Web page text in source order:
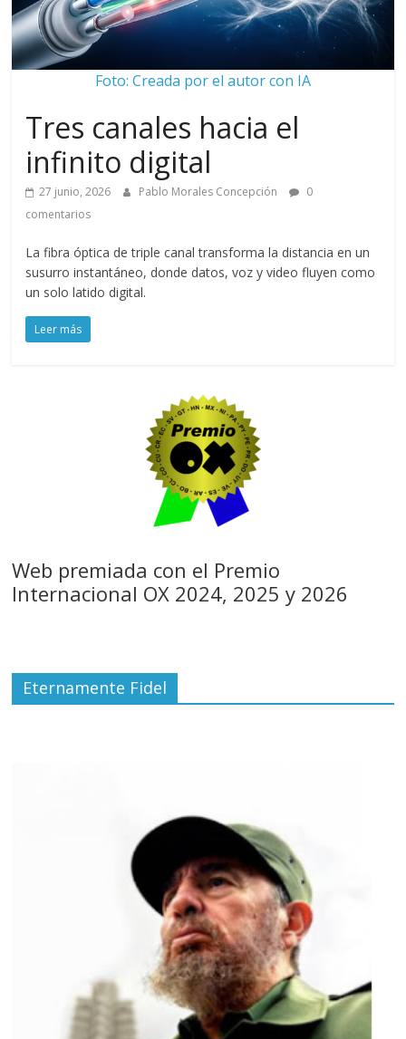
Foto: Creada por el autor con IA
Tres canales hacia el
infinito digital
27 junio, 2026 Pablo Morales Concepción
0
comentarios
La fibra óptica de triple canal transforma la distancia en un
susurro instantáneo, donde datos, voz y video fluyen como
un solo latido digital.
Leer más
Web premiada con el Premio
Internacional OX 2024, 2025 y 2026
Eternamente Fidel